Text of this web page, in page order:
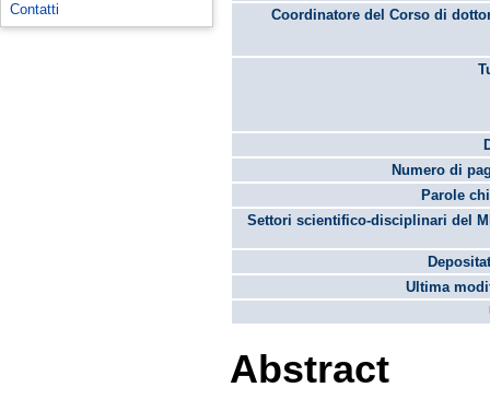
Contatti
Coordinatore del Corso di
Numero di
Parole
Settori scientifico-disciplinari del
Ultima
Abstract